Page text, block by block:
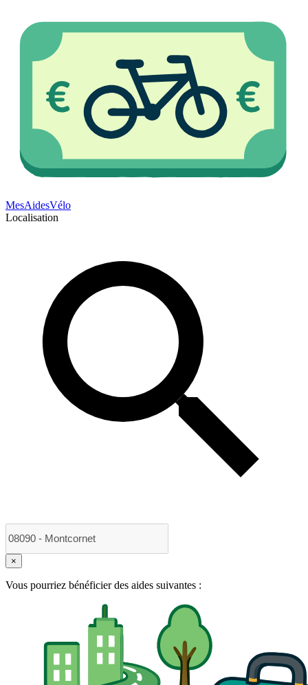
MesAidesVélo
Localisation
×
Vous pourriez bénéficier des aides suivantes :